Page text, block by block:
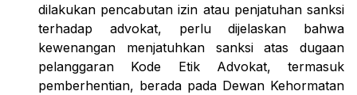
dilakukan pencabutan izin atau penjatuhan sanksi
terhadap advokat, perlu dijelaskan bahwa
kewenangan menjatuhkan sanksi atas dugaan
pelanggaran Kode Etik Advokat, termasuk
pemberhentian, berada pada Dewan Kehormatan